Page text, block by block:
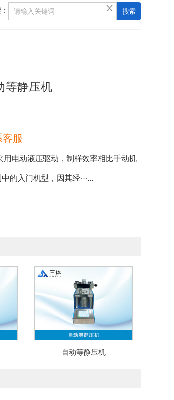
等静压机
客服
用电动液压驱动，制样效率相比手动机
的入门机型，因其经···...
自动等静压机